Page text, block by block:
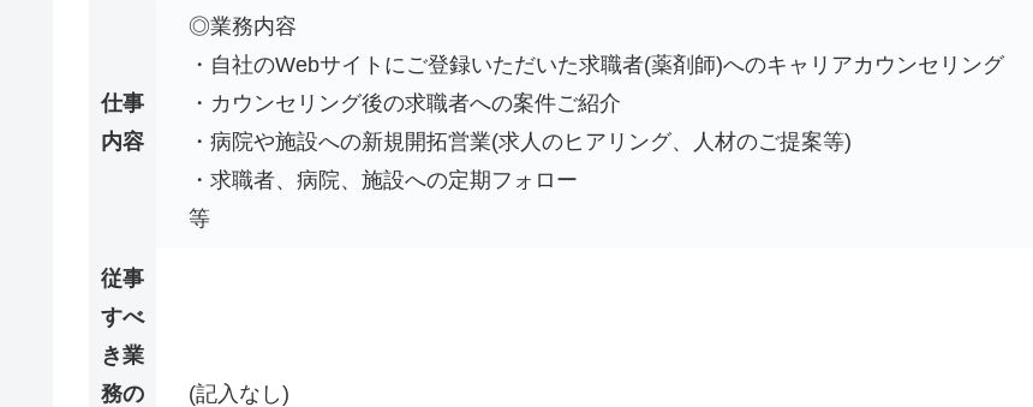
仕事
内容
◎業務内容
・自社のWebサイトにご登録いただいた求職者(薬剤師)へのキャリアカウンセリング
・カウンセリング後の求職者への案件ご紹介
・病院や施設への新規開拓営業(求人のヒアリング、人材のご提案等)
・求職者、病院、施設への定期フォロー
等
従事
すべ
き業
務の
(記入なし)